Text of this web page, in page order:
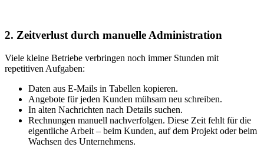
2. Zeitverlust durch manuelle Administration
Viele kleine Betriebe verbringen noch immer Stunden mit
repetitiven Aufgaben:
Daten aus E-Mails in Tabellen kopieren.
Angebote für jeden Kunden mühsam neu schreiben.
In alten Nachrichten nach Details suchen.
Rechnungen manuell nachverfolgen. Diese Zeit fehlt für die
eigentliche Arbeit – beim Kunden, auf dem Projekt oder beim
Wachsen des Unternehmens.